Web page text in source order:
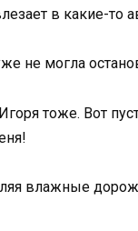
в какие-то
не могла
тоже. Вот
влажные